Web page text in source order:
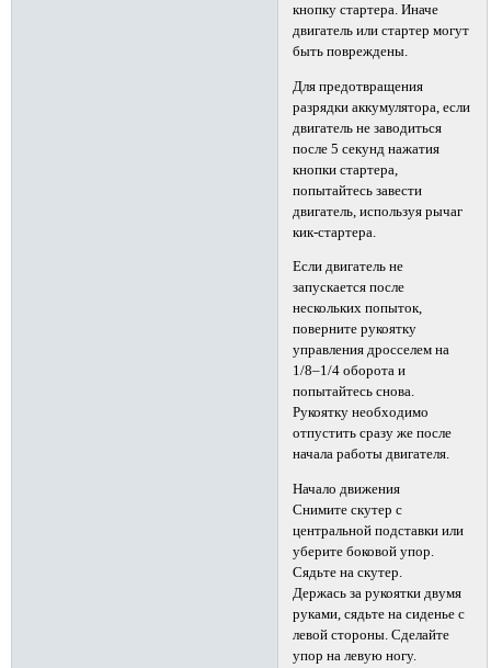
кнопку стартера. Иначе
двигатель или стартер могут
быть повреждены.
Для предотвращения
разрядки аккумулятора, если
двигатель не заводиться
после 5 секунд нажатия
кнопки стартера,
попытайтесь завести
двигатель, используя рычаг
кик-стартера.
Если двигатель не
запускается после
нескольких попыток,
поверните рукоятку
управления дросселем на
1/8–1/4 оборота и
попытайтесь снова.
Рукоятку необходимо
отпустить сразу же после
начала работы двигателя.
Начало движения
Снимите скутер с
центральной подставки или
уберите боковой упор.
Сядьте на скутер.
Держась за рукоятки двумя
руками, сядьте на сиденье с
левой стороны. Сделайте
упор на левую ногу.